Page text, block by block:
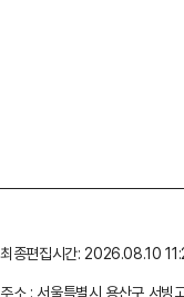
최종편집시간: 2026.08.10
주소 : 서울특별시 용산구 서